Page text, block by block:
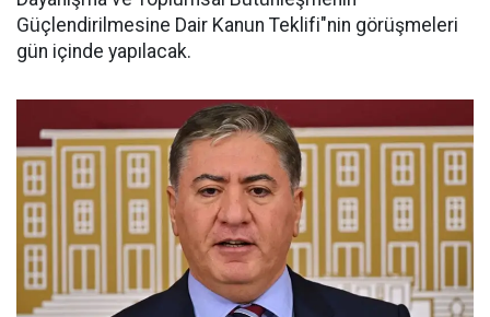
Güçlendirilmesine Dair Kanun Teklifi"nin görüşmeleri
gün içinde yapılacak.